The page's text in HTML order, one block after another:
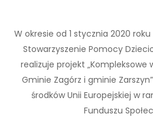
W okresie od 1 stycznia 2020
Stowarzyszenie Pomocy
realizuje projekt „Kompleksowe
Gminie Zagórz i gminie
środków Unii Europejskiej w
Funduszu